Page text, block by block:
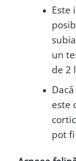
Este
un
de 2
este
pot